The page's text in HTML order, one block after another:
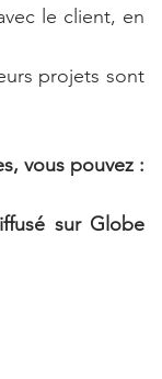
le client, en
projets sont
vous pouvez :
sur Globe